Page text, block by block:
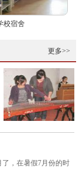
校宿舍
更多>>
，在暑假7月份的时